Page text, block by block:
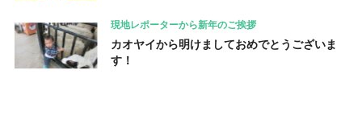
現地レポーターから新年のご挨拶
カオヤイから明けましておめでとうございま
す！